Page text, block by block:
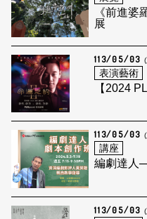
《前進婆
展
113/05/03
表演藝術
【2024
113/05/03
講座
編劇達人
113/05/03